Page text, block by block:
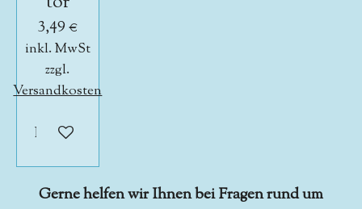
3,49 €
inkl. MwSt
zzgl.
Versandkosten
In den Warenkorb
Gerne helfen wir Ihnen bei Fragen rund um